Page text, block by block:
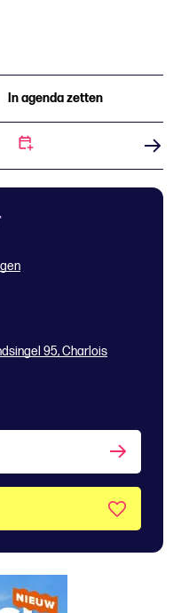
In agenda zetten
95, Charlois